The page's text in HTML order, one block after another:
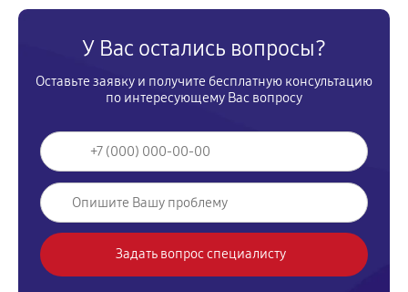
У Вас остались вопросы?
Оставьте заявку и получите бесплатную консультацию
по интересующему Вас вопросу